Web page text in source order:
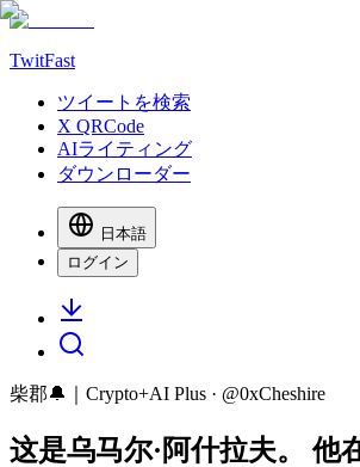
TwitFast
ツイートを検索
X QRCode
AIライティング
ダウンローダー
日本語
ログイン
柴郡🔔｜Crypto+AI Plus · @0xCheshire
这是乌马尔·阿什拉夫。 他